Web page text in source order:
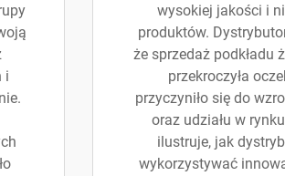
i
wysokiej jakości i
produktów.
że sprzedaż podkładu
przekroczyła
przyczyniło się do
oraz udziału w
ilustruje, jak
wykorzystywać